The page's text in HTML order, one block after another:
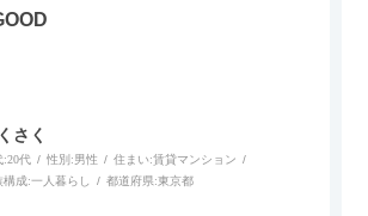
さく
:20代 性別:男性 住まい:賃貸マンション
構成:一人暮らし 都道府県:東京都